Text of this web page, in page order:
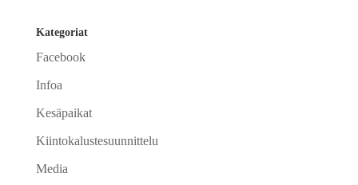
Kategoriat
Facebook
Infoa
Kesäpaikat
Kiintokalustesuunnittelu
Media